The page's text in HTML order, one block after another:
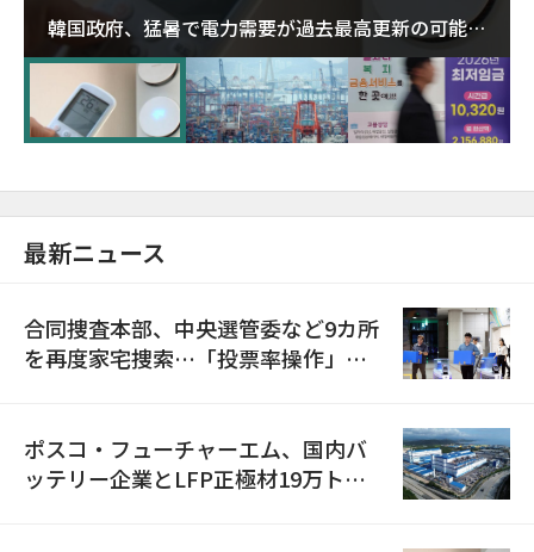
韓国政府、猛暑で電力需要が過去最高更新の可能性
に需給対応体制を点検
最新ニュース
合同捜査本部、中央選管委など9カ所
を再度家宅捜索…「投票率操作」の
ポスコ・フューチャーエム、国内バ
ッテリー企業とLFP正極材19万トン